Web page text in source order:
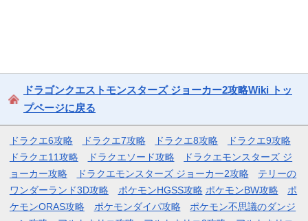
ドラゴンクエストモンスターズ ジョーカー2攻略Wiki トッ
プページに戻る
ドラクエ6攻略 ドラクエ7攻略 ドラクエ8攻略
ドラクエ9攻略
ドラクエ11攻略
ドラクエソード攻略
ドラクエモンスターズ ジ
ョーカー攻略
ドラクエモンスターズ ジョーカー2攻略
テリーの
ワンダーランド3D攻略
ポケモンHGSS攻略 ポケモンBW攻略
ポ
ケモンORAS攻略
ポケモンダイパ攻略
ポケモン不思議のダンジ